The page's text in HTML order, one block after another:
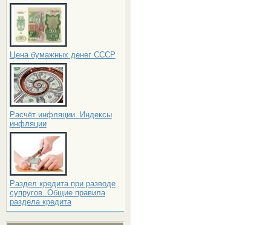
Цена бумажных денег СССР
Расчёт инфляции. Индексы
инфляции
Раздел кредита при разводе
супругов. Общие правила
раздела кредита